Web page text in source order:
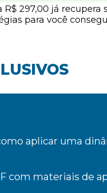
R$ 297,00 já
para você
aplicar uma
com materiais de